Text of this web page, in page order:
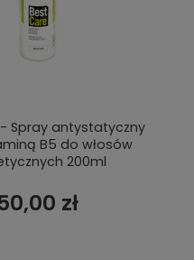
- Spray antystatyczny
B5 do włosów
200ml
zł